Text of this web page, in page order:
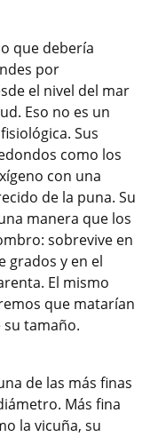
que debería
por
el nivel del mar
Eso no es un
Sus
como los
con una
de la puna. Su
manera que los
sobrevive en
grados y en el
El mismo
que matarían
tamaño.
de las más finas
Más fina
la vicuña, su